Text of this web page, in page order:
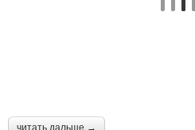
читать дальше →